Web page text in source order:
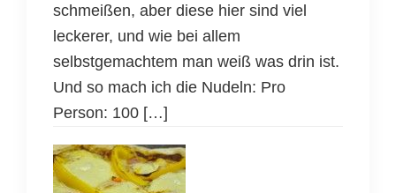
schmeißen, aber diese hier sind viel
leckerer, und wie bei allem
selbstgemachtem man weiß was drin ist.
Und so mach ich die Nudeln: Pro
Person: 100 […]